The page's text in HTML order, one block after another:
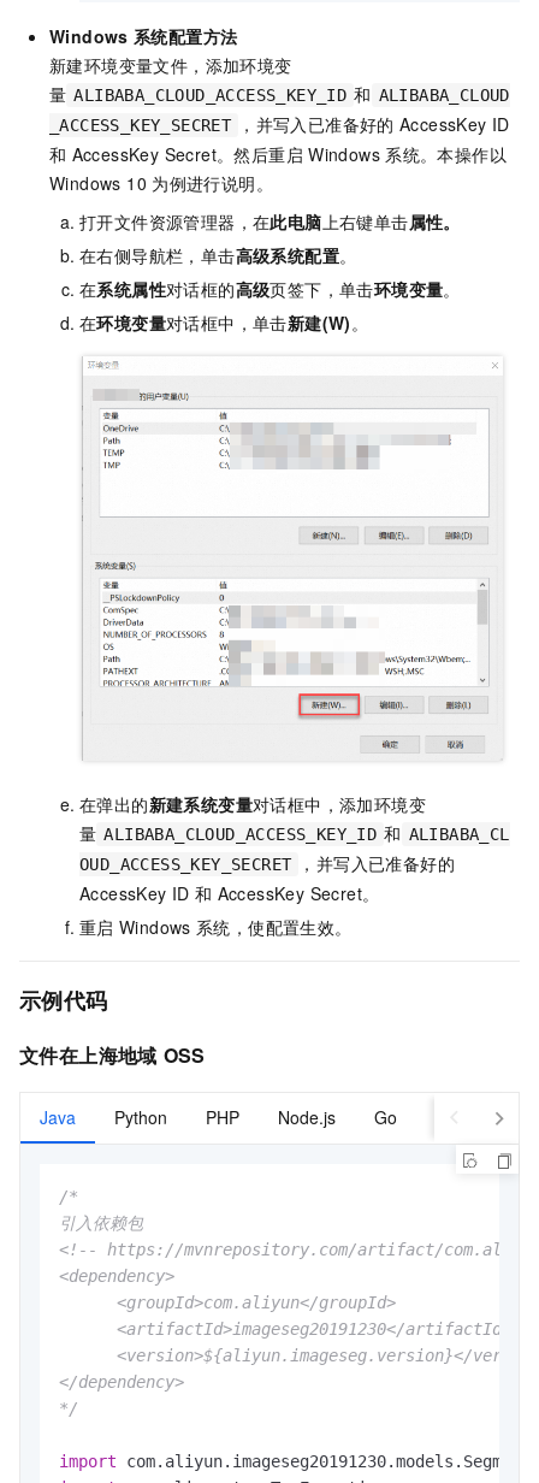
Windows 系统配置方法
新建环境变量文件，添加环境变
量 ALIBABA_CLOUD_ACCESS_KEY_ID 和 ALIBABA_CLOUD
_ACCESS_KEY_SECRET
，并写入已准备好的 AccessKey ID
和 AccessKey Secret。然后重启 Windows 系统。本操作以
Windows 10 为例进行说明。
打开文件资源管理器，在此电脑上右键单击属性。
在右侧导航栏，单击高级系统配置。
在系统属性对话框的高级页签下，单击环境变量。
在环境变量对话框中，单击新建(W)。
在弹出的新建系统变量对话框中，添加环境变
量 ALIBABA_CLOUD_ACCESS_KEY_ID 和 ALIBABA_CL
OUD_ACCESS_KEY_SECRET
，并写入已准备好的
AccessKey ID 和 AccessKey Secret。
重启 Windows 系统，使配置生效。
示例代码
文件在上海地域 OSS
Java Python PHP Node.js Go
/*
引入依赖包
<!-- https://mvnrepository.com/artifact/com.aliyun/
<dependency>
      <groupId>com.aliyun</groupId>
      <artifactId>imageseg20191230</artifactId>
<version>${aliyun.imageseg.version}</
</dependency>
*/
import